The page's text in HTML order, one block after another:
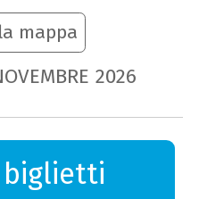
mappa
2026
biglietti